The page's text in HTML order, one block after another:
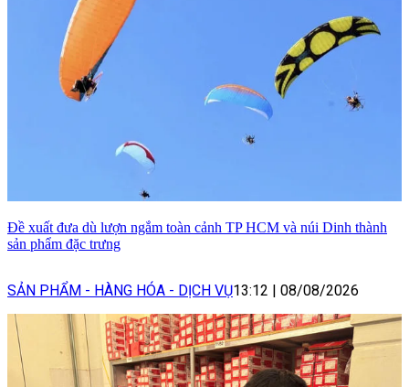
Đề xuất đưa dù lượn ngắm toàn cảnh TP HCM và núi Dinh thành
sản phẩm đặc trưng
SẢN PHẨM - HÀNG HÓA - DỊCH VỤ13:12 08/08/2026